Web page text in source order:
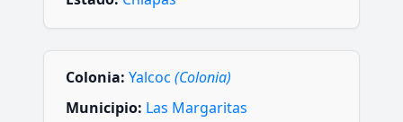
Colonia: Yalcoc (Colonia)
Municipio: Las Margaritas